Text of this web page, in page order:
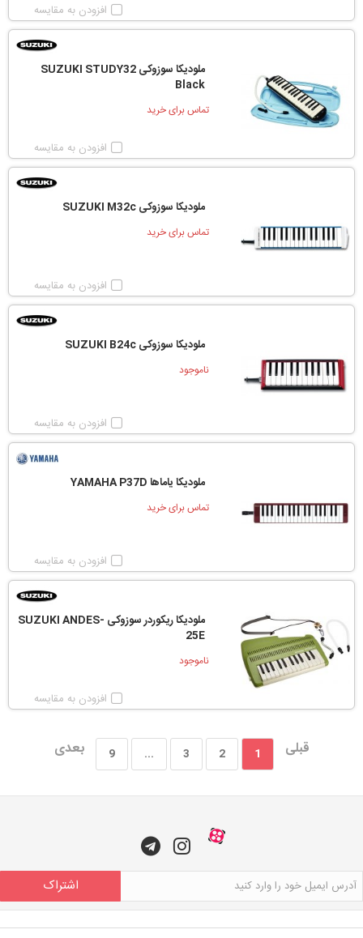
افزودن به مقایسه
ملودیکا سوزوکی SUZUKI STUDY32
Black
تماس برای خرید
افزودن به مقایسه
ملودیکا سوزوکی SUZUKI M32c
تماس برای خرید
افزودن به مقایسه
ملودیکا سوزوکی SUZUKI B24c
ناموجود
افزودن به مقایسه
ملودیکا یاماها YAMAHA P37D
تماس برای خرید
افزودن به مقایسه
ملودیکا ریکوردر سوزوکی SUZUKI ANDES-
25E
ناموجود
افزودن به مقایسه
قبلی 1
2
3
...
9 بعدی
اشتراک